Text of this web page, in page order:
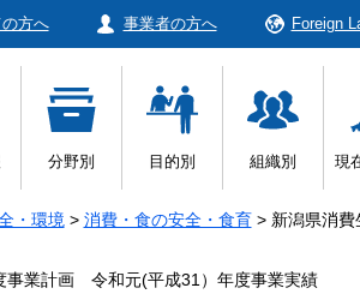
方へ 事業者の方へ Foreign
分野別 目的別 組織別 現
・環境 > 消費・食の安全・食育 > 新潟県消
事業計画 令和元(平成31）年度事業実績